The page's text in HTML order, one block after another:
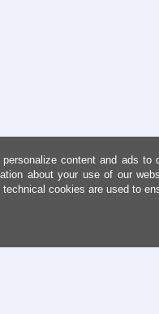
content and ads
about your use of our
technical cookies are used to